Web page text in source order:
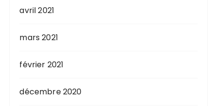
avril 2021
mars 2021
février 2021
décembre 2020